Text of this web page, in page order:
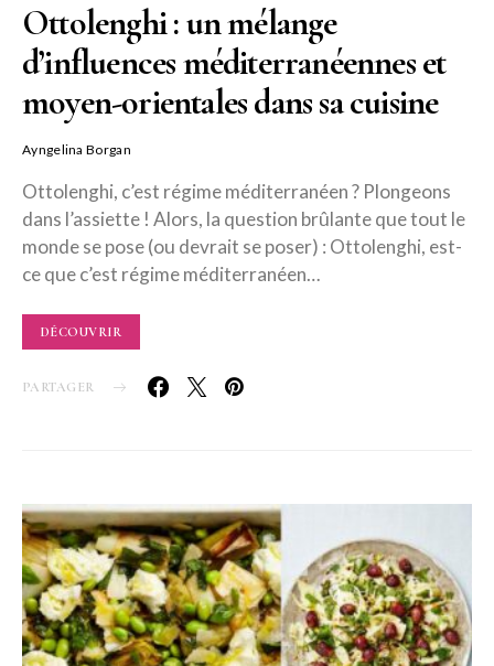
Ottolenghi : un mélange
d’influences méditerranéennes et
moyen-orientales dans sa cuisine
Ayngelina Borgan
Ottolenghi, c’est régime méditerranéen ? Plongeons
dans l’assiette ! Alors, la question brûlante que tout le
monde se pose (ou devrait se poser) : Ottolenghi, est-
ce que c’est régime méditerranéen…
DÉCOUVRIR
PARTAGER